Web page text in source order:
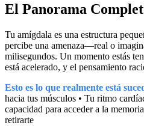
El Panorama
Tu amígdala es una estructura
percibe una amenaza—real o
milisegundos. Un momento estás
está acelerado, y el pensamiento
Esto es lo que realmente está
hacia tus músculos • Tu ritmo
capacidad para acceder a la
retirarte